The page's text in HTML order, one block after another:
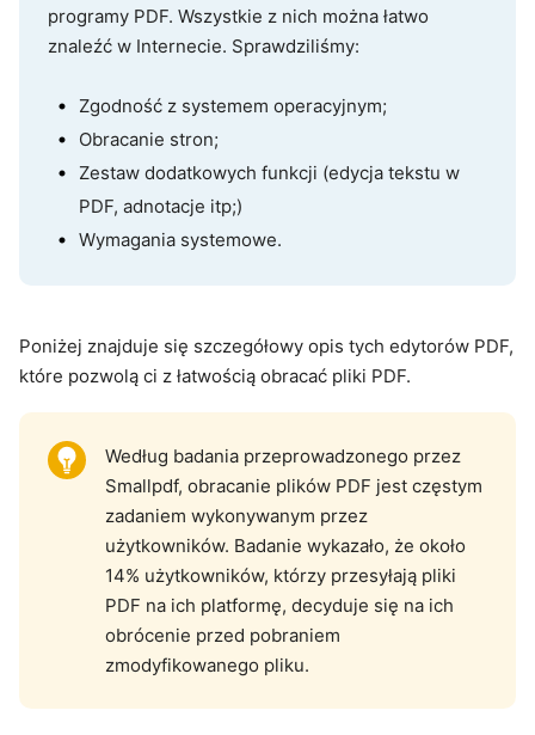
PDF-
Editor
Windows Tak
programy PDF. Wszystkie z nich można łatwo
znaleźć w Internecie. Sprawdziliśmy:
Zgodność z systemem operacyjnym;
Obracanie stron;
Zestaw dodatkowych funkcji (edycja tekstu w
PDF, adnotacje itp;)
Wymagania systemowe.
Poniżej znajduje się szczegółowy opis tych edytorów PDF,
które pozwolą ci z łatwością obracać pliki PDF.
Według badania przeprowadzonego przez
Smallpdf, obracanie plików PDF jest częstym
zadaniem wykonywanym przez
użytkowników. Badanie wykazało, że około
14% użytkowników, którzy przesyłają pliki
PDF na ich platformę, decyduje się na ich
obrócenie przed pobraniem
zmodyfikowanego pliku.